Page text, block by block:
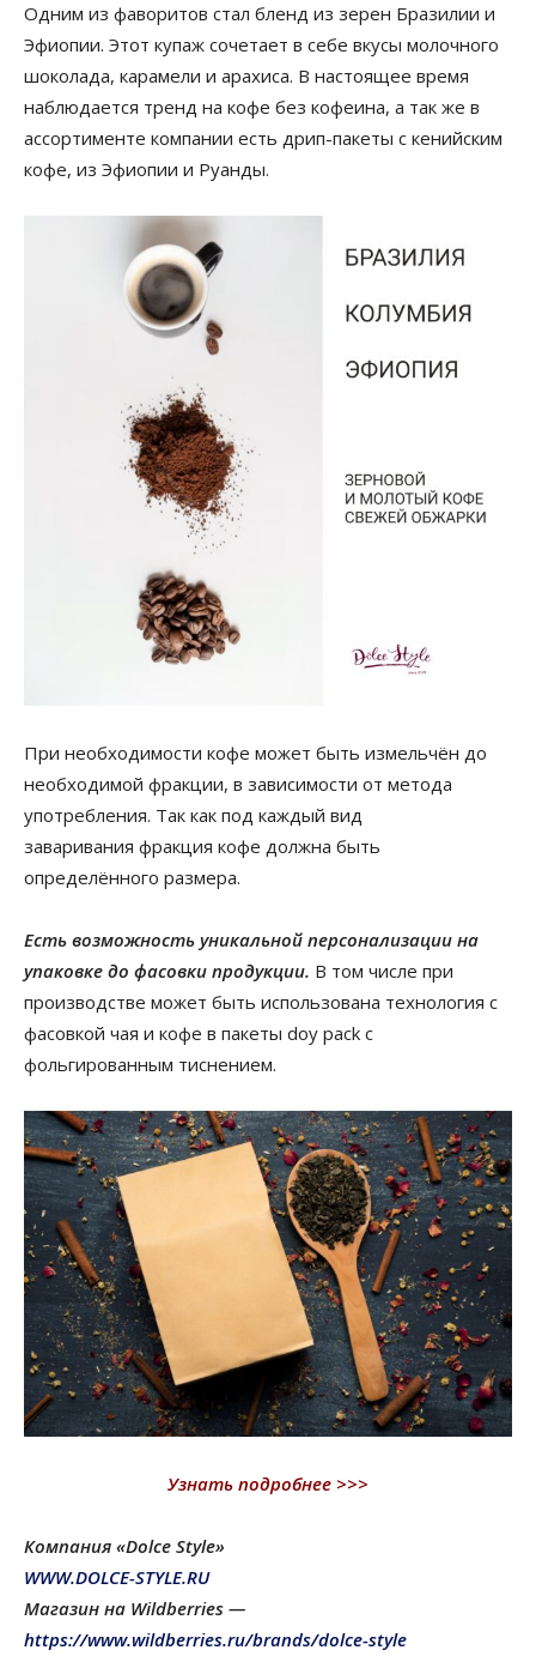
Одним из фаворитов стал бленд из зерен Бразилии и
Эфиопии. Этот купаж сочетает в себе вкусы молочного
шоколада, карамели и арахиса. В настоящее время
наблюдается тренд на кофе без кофеина, а так же в
ассортименте компании есть дрип-пакеты с кенийским
кофе, из Эфиопии и Руанды.
При необходимости кофе может быть измельчён до
необходимой фракции, в зависимости от метода
употребления. Так как под каждый вид
заваривания фракция кофе должна быть
определённого размера.
Есть возможность уникальной персонализации на
упаковке до фасовки продукции. В том числе при
производстве может быть использована технология с
фасовкой чая и кофе в пакеты doy pack с
фольгированным тиснением.
Узнать подробнее >>>
Компания «Dolce Style»
WWW.DOLCE-STYLE.RU
Магазин на Wildberries —
https://www.wildberries.ru/brands/dolce-style